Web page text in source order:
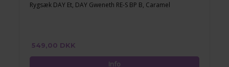
Rygsæk DAY Et, DAY Gweneth RE-S BP B, Caramel
549,00 DKK